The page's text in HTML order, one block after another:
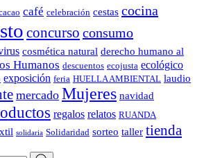
café celebración cestas cocina
concurso consumo
cosmética natural derecho humano al
Humanos descuentos ecojusta ecológico
exposición feria HUELLA AMBIENTAL laudio
mercado Mujeres navidad
regalos relatos RUANDA
solidaria Solidaridad sorteo taller tienda